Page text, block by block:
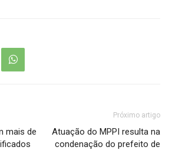
mais de
Próximo artigo
Atuação do MPPI resulta na
condenação do prefeito de